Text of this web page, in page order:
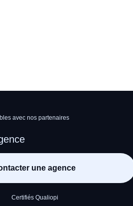
avec nos partenaires
une agence
Certifiés Qualiopi